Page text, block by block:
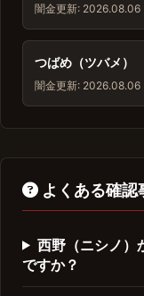
闇金更新: 2026.08.06
つばめ（ツバメ）
闇金更新: 2026.08.06
よくある確認
西野（ニシノ）
ですか？